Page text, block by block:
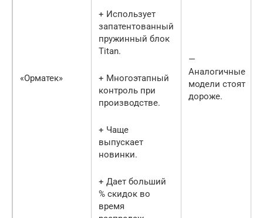
«Орматек»
+ Использует
запатентованный
пружинный блок
Titan.
+ Многоэтапный
контроль при
производстве.
+ Чаще
выпускает
новинки.
+ Дает больший
% скидок во
время
—
Аналогичные
модели стоят
дороже.